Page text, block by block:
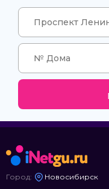
Город: Новосибирск